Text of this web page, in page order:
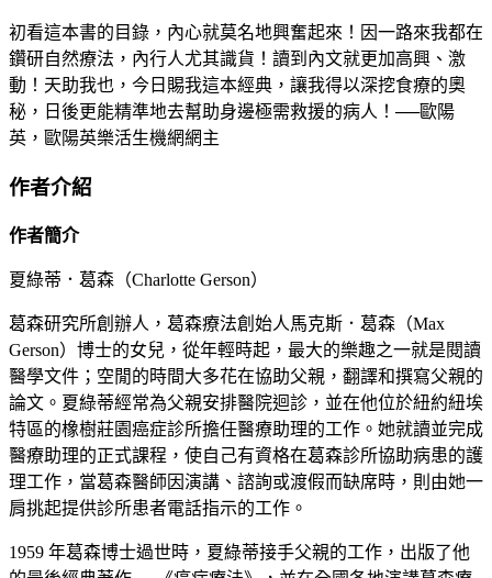
初看這本書的目錄，內心就莫名地興奮起來！因一路來我都在
鑽研自然療法，內行人尤其識貨！讀到內文就更加高興、激
動！天助我也，今日賜我這本經典，讓我得以深挖食療的奧
秘，日後更能精準地去幫助身邊極需救援的病人！──歐陽
英，歐陽英樂活生機網網主
作者介紹
作者簡介
夏綠蒂．葛森（Charlotte Gerson）
葛森研究所創辦人，葛森療法創始人馬克斯．葛森（Max
Gerson）博士的女兒，從年輕時起，最大的樂趣之一就是閱讀
醫學文件；空閒的時間大多花在協助父親，翻譯和撰寫父親的
論文。夏綠蒂經常為父親安排醫院迴診，並在他位於紐約紐埃
特區的橡樹莊園癌症診所擔任醫療助理的工作。她就讀並完成
醫療助理的正式課程，使自己有資格在葛森診所協助病患的護
理工作，當葛森醫師因演講、諮詢或渡假而缺席時，則由她一
肩挑起提供診所患者電話指示的工作。
1959 年葛森博士過世時，夏綠蒂接手父親的工作，出版了他